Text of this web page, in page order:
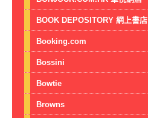
BOOK DEPOSITORY 網上書店
Booking.com
Bossini
Bowtie
Browns